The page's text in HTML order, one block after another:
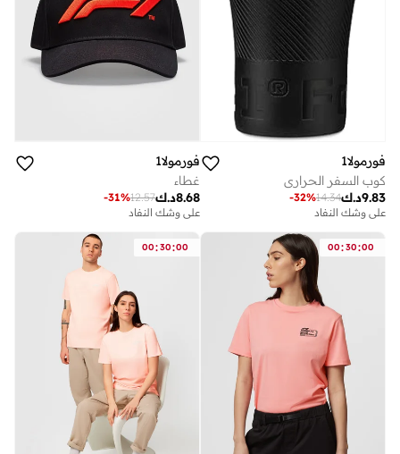
فورمولا1
كوب السفر الحراري
د.ك9.83
14.34
-32%
على وشك النفاد
فورمولا1
غطاء
د.ك8.68
12.57
-31%
على وشك النفاد
00:30:00
00:30:00